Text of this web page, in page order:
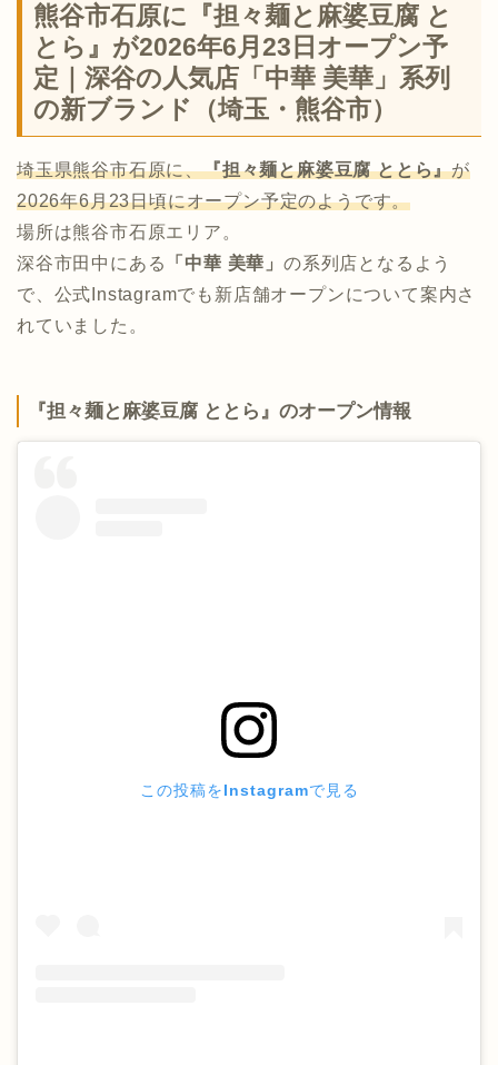
熊谷市石原に『担々麺と麻婆豆腐 と
とら』が2026年6月23日オープン予
定｜深谷の人気店「中華 美華」系列
の新ブランド（埼玉・熊谷市）
埼玉県熊谷市石原に、『担々麺と麻婆豆腐 ととら』が
2026年6月23日頃にオープン予定のようです。
場所は熊谷市石原エリア。
深谷市田中にある
「中華 美華」の系列店となるよう
で、公式Instagramでも新店舗オープンについて案内さ
れていました。
『担々麺と麻婆豆腐 ととら』のオープン情報
この投稿をInstagramで見る